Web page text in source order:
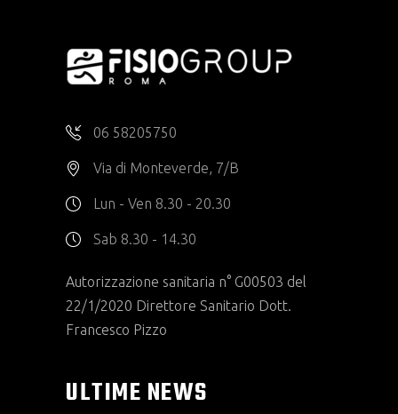
06 58205750
Via di Monteverde, 7/B
Lun - Ven 8.30 - 20.30
Sab 8.30 - 14.30
Autorizzazione sanitaria n° G00503 del
22/1/2020 Direttore Sanitario Dott.
Francesco Pizzo
ULTIME NEWS